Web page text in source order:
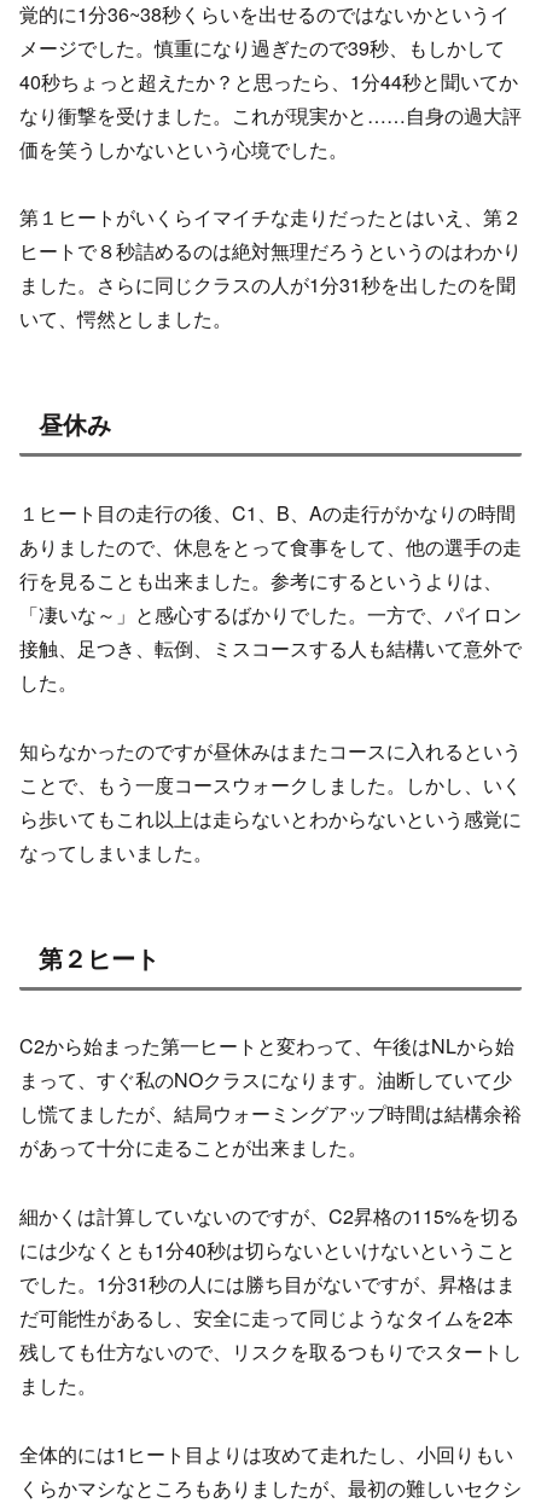
覚的に1分36~38秒くらいを出せるのではないかというイ
メージでした。慎重になり過ぎたので39秒、もしかして
40秒ちょっと超えたか？と思ったら、1分44秒と聞いてか
なり衝撃を受けました。これが現実かと……自身の過大評
価を笑うしかないという心境でした。
第１ヒートがいくらイマイチな走りだったとはいえ、第２
ヒートで８秒詰めるのは絶対無理だろうというのはわかり
ました。さらに同じクラスの人が1分31秒を出したのを聞
いて、愕然としました。
昼休み
１ヒート目の走行の後、C1、B、Aの走行がかなりの時間
ありましたので、休息をとって食事をして、他の選手の走
行を見ることも出来ました。参考にするというよりは、
「凄いな～」と感心するばかりでした。一方で、パイロン
接触、足つき、転倒、ミスコースする人も結構いて意外で
した。
知らなかったのですが昼休みはまたコースに入れるという
ことで、もう一度コースウォークしました。しかし、いく
ら歩いてもこれ以上は走らないとわからないという感覚に
なってしまいました。
第２ヒート
C2から始まった第一ヒートと変わって、午後はNLから始
まって、すぐ私のNOクラスになります。油断していて少
し慌てましたが、結局ウォーミングアップ時間は結構余裕
があって十分に走ることが出来ました。
細かくは計算していないのですが、C2昇格の115%を切る
には少なくとも1分40秒は切らないといけないということ
でした。1分31秒の人には勝ち目がないですが、昇格はま
だ可能性があるし、安全に走って同じようなタイムを2本
残しても仕方ないので、リスクを取るつもりでスタートし
ました。
全体的には1ヒート目よりは攻めて走れたし、小回りもい
くらかマシなところもありましたが、最初の難しいセクシ